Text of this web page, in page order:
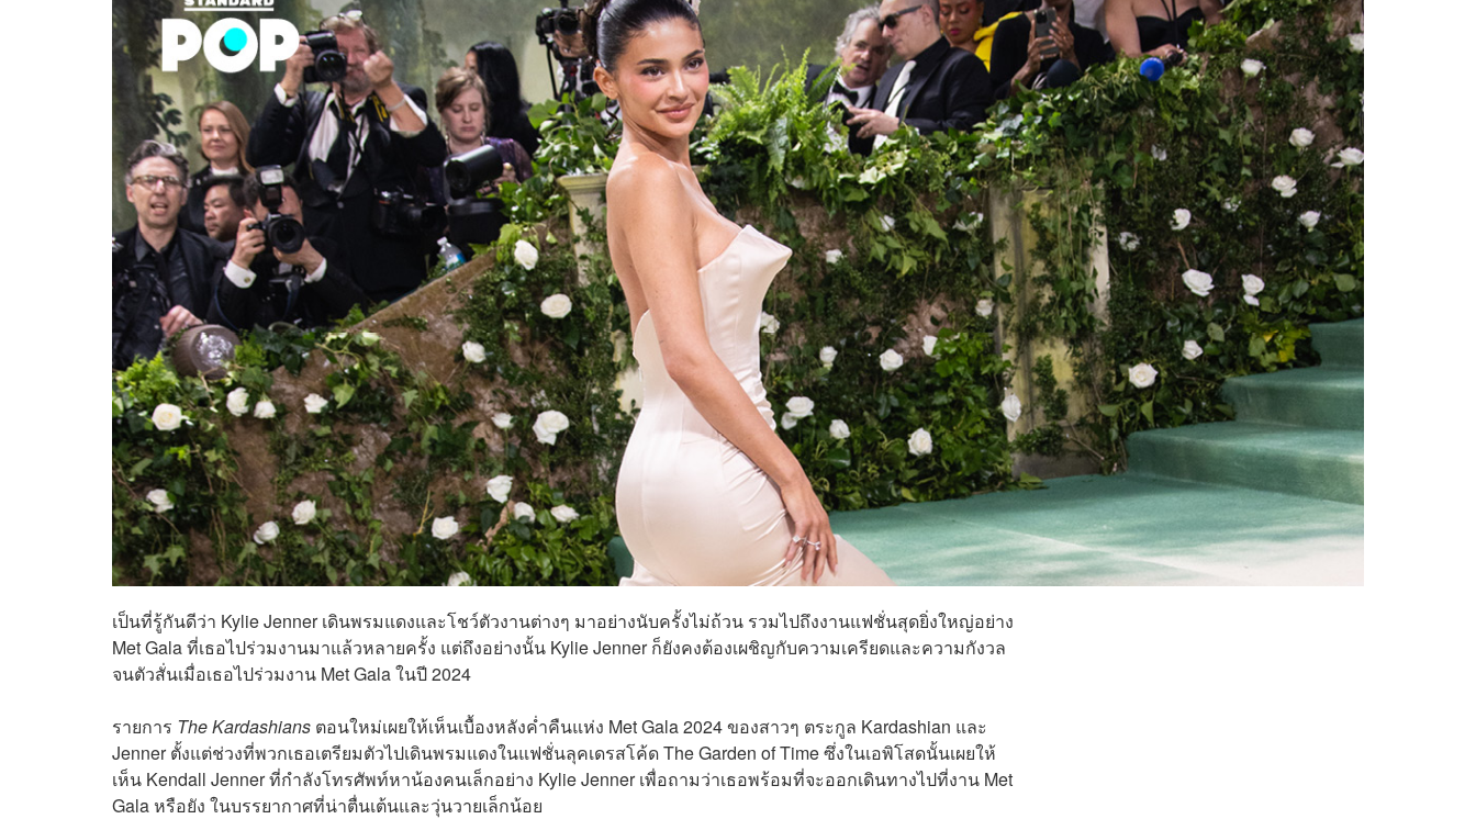
เป็นที่รู้กันดีว่า Kylie Jenner เดินพรมแดงและโชว์ตัวงานต่างๆ มาอย่างนับครั้งไม่ถ้วน รวมไปถึงงานแฟชั่นสุดยิ่งใหญ่อย่าง
Met Gala ที่เธอไปร่วมงานมาแล้วหลายครั้ง แต่ถึงอย่างนั้น Kylie Jenner ก็ยังคงต้องเผชิญกับความเครียดและความกังวล
จนตัวสั่นเมื่อเธอไปร่วมงาน Met Gala ในปี 2024
รายการ The Kardashians ตอนใหม่เผยให้เห็นเบื้องหลังค่ำคืนแห่ง Met Gala 2024 ของสาวๆ ตระกูล Kardashian และ
Jenner ตั้งแต่ช่วงที่พวกเธอเตรียมตัวไปเดินพรมแดงในแฟชั่นลุคเดรสโค้ด The Garden of Time ซึ่งในเอพิโสดนั้นเผยให้
เห็น Kendall Jenner ที่กำลังโทรศัพท์หาน้องคนเล็กอย่าง Kylie Jenner เพื่อถามว่าเธอพร้อมที่จะออกเดินทางไปที่งาน Met
Gala หรือยัง ในบรรยากาศที่น่าตื่นเต้นและวุ่นวายเล็กน้อย